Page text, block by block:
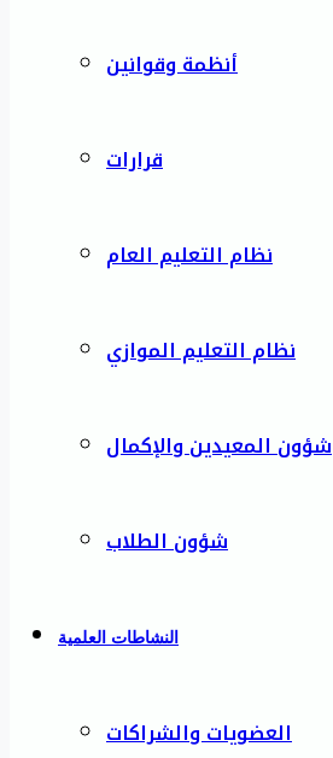
أنظمة وقوانين
قرارات
نظام التعليم العام
نظام التعليم الموازي
شؤون المعيدين والإكمال
شؤون الطلاب
النشاطات العلمية
العضويات والشراكات